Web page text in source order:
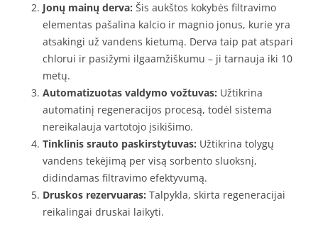
Jonų mainų derva: Šis aukštos kokybės filtravimo
elementas pašalina kalcio ir magnio jonus, kurie yra
atsakingi už vandens kietumą. Derva taip pat atspari
chlorui ir pasižymi ilgaamžiškumu – ji tarnauja iki 10
metų.
Automatizuotas valdymo vožtuvas: Užtikrina
automatinį regeneracijos procesą, todėl sistema
nereikalauja vartotojo įsikišimo.
Tinklinis srauto paskirstytuvas: Užtikrina tolygų
vandens tekėjimą per visą sorbento sluoksnį,
didindamas filtravimo efektyvumą.
Druskos rezervuaras: Talpykla, skirta regeneracijai
reikalingai druskai laikyti.